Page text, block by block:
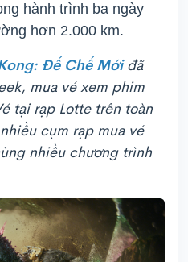
hành trình ba ngày
hơn 2.000 km.
Đế Chế Mới đã
mua vé xem phim
tại rạp Lotte trên toàn
cụm rạp mua vé
nhiều chương trình